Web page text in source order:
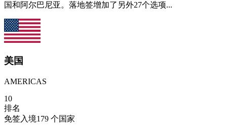
国和阿尔巴尼亚。落地签增加了另外27个选项...
美国
AMERICAS
10
排名
免签入境179 个国家